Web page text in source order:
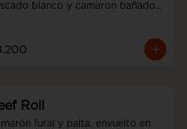
blanco y camaron bañado
Roll
furai y palta, envuelto en